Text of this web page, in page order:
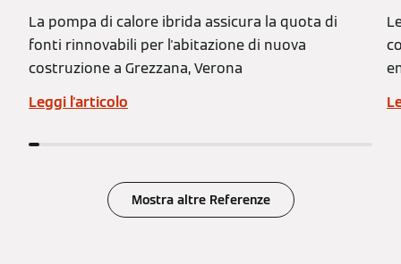
La pompa di calore ibrida assicura la quota di
fonti rinnovabili per l'abitazione di nuova
costruzione a Grezzana, Verona
Leggi l'articolo
Mostra altre Referenze